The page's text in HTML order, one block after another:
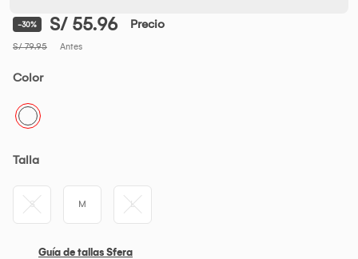
-30% S/ 55.96 Precio
S/ 79.95 Antes
Color
Talla
S M L
Guía de tallas Sfera